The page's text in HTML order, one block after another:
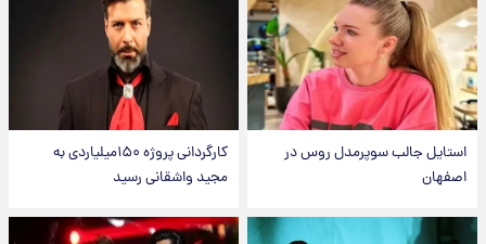
استایل جالب سوپرمدل روس در
اصفهان
کارگردانی پروژه ۱۵۰میلیاردی به
مجید واشقانی رسید